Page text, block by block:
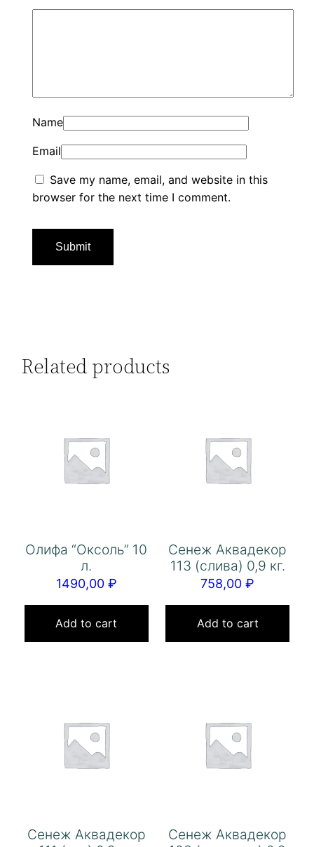
Name
Email
Save my name, email, and website in this
browser for the next time I comment.
Related products
Олифа “Оксоль” 10
л.
1490,00 ₽
Add to cart
Сенеж Аквадекор
113 (слива) 0,9 кг.
758,00₽
Add to cart
Сенеж Аквадекор
Сенеж Аквадекор